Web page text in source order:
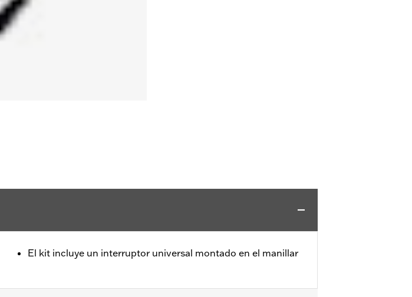
El kit incluye un interruptor universal montado en el manillar